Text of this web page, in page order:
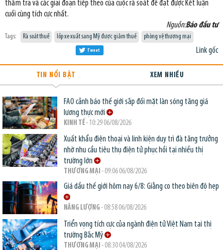
thẩm tra và các giai đoạn tiếp theo của cuộc rà soát để đạt được Kết luận
cuối cùng tích cực nhất.
Nguồn:Báo đầu tư
Tags: Rà soát thuế lốp xe xuất sang Mỹ được giảm thuế phòng vệ thương mại
Link gốc
Tweet
TIN NỔI BẬT XEM NHIỀU
FAO cảnh báo thế giới sắp đối mặt làn sóng tăng giá
lương thực mới
KINH TẾ- 10:29 06/08/2026
Xuất khẩu điện thoại và linh kiện duy trì đà tăng trưởng
nhờ nhu cầu tiêu thụ điện tử phục hồi tại nhiều thị
trường lớn
THƯƠNG MẠI - 09:06 06/08/2026
Giá dầu thế giới hôm nay 6/8: Giằng co theo biên độ hẹp
NĂNG LƯỢNG - 08:58 06/08/2026
Triển vọng tích cực của ngành điện tử Việt Nam tại thị
trường Bắc Mỹ
THƯƠNG MẠI - 08:30 04/08/2026